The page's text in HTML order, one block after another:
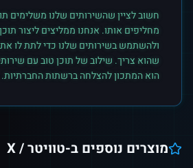
חשוב לציין שהשירותים שלנו משלימים
מחליפים אותו. אנחנו ממליצים ליצור תוכן
ולהשתמש בשירותים שלנו כדי לתת לו
שהוא צריך. שילוב של תוכן טוב עם
הוא המתכון להצלחה ברשתות החברתיות.
מוצרים נוספים ב-טוויטר / X